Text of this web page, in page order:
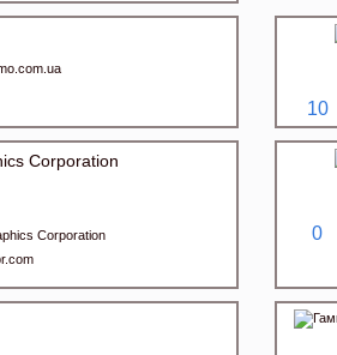
10
Corporation
Corporation
0